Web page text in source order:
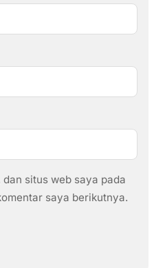
dan situs web saya pada
saya berikutnya.